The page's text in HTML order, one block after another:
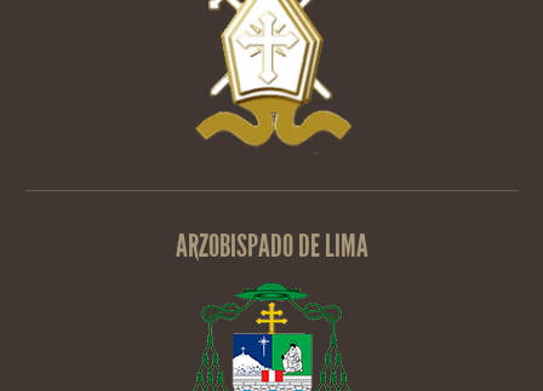
ARZOBISPADO DE LIMA